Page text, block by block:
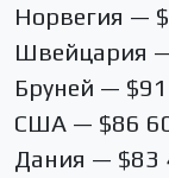
Норвегия —
Швейцария
Бруней —
США — $86
Дания — $83